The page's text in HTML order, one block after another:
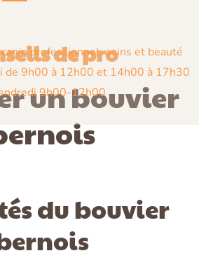
professionnel, soins et beauté
de 9h00 à 12h00 et 14h00 à 17h30
9h00-12h00
de pro
un bouvier
du bouvier